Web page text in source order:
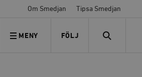
Om Smedjan Tipsa Smedjan
MENY FÖLJ
FÖLJ OSS SEARCH